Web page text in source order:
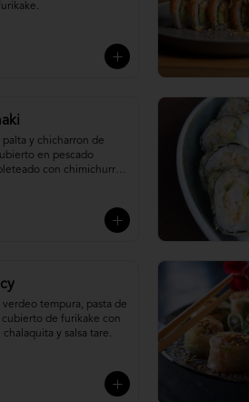
palta y chicharron de
en pescado
con chimichurri
verdeo tempura, pasta de
cubierto de furikake con
y salsa tare.